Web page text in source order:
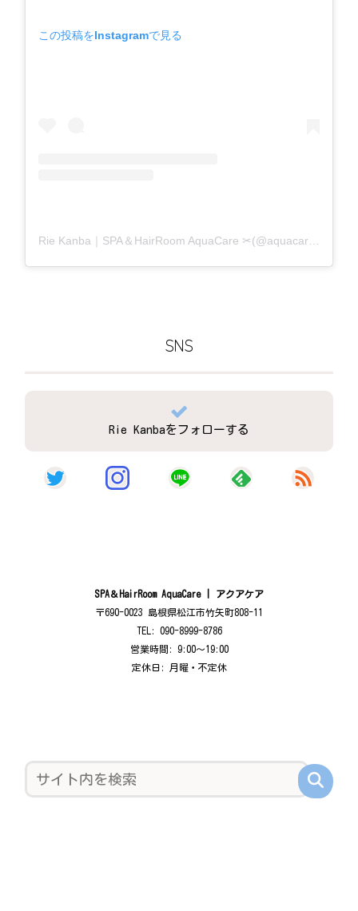
この投稿をInstagramで見る
SNS
Rie Kanbaをフォローする
SPA＆HairRoom AquaCare | アクアケア
〒690-0023 島根県松江市竹矢町808-11
TEL: 090-8999-8786
営業時間: 9:00〜19:00
定休日: 月曜・不定休